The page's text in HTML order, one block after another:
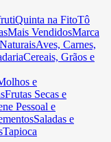
Quinta na FitoTô
Mais VendidosMarca
Aves, Carnes,
Cereais, Grãos e
e
Frutas Secas e
Pessoal e
Saladas e
Tapioca